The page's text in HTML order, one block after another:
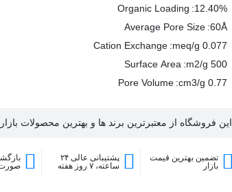
12.40%:
Organic Loading
60Å:
Average Pore Size
0.077 meq/g:
Cation Exchange
500 m2/g:
Surface Area
0.77 cm3/g:
Pore Volume
این فروشگاه از معتبرترین برند ها و بهترین محصولات بازار
تضمین بهترین قیمت
بازار
پشتیبانی عالی ۲۴
ساعته، ۷ روز هفته